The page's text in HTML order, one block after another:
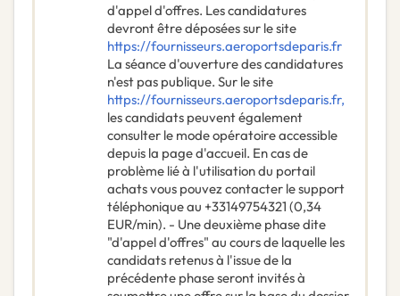
d'appel d'offres. Les candidatures
devront être déposées sur le site
https://fournisseurs.aeroportsdeparis.fr
La séance d'ouverture des candidatures
n'est pas publique. Sur le site
https://fournisseurs.aeroportsdeparis.fr,
les candidats peuvent également
consulter le mode opératoire accessible
depuis la page d'accueil. En cas de
problème lié à l'utilisation du portail
achats vous pouvez contacter le support
téléphonique au +33149754321 (0,34
EUR/min). - Une deuxième phase dite
"d'appel d'offres" au cours de laquelle les
candidats retenus à l'issue de la
précédente phase seront invités à